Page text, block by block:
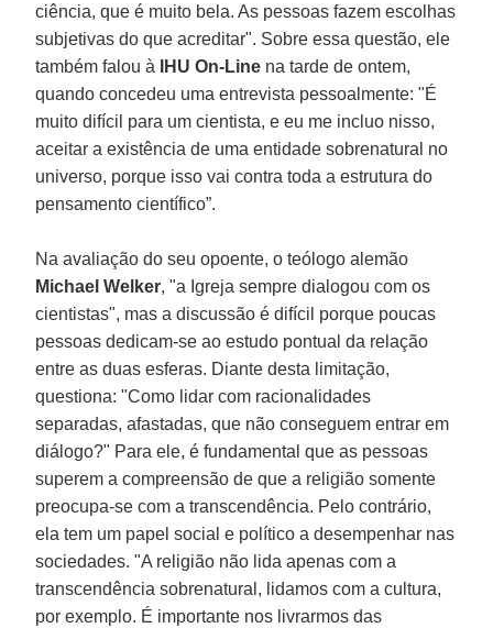
ciência, que é muito bela. As pessoas fazem escolhas
subjetivas do que acreditar". Sobre essa questão, ele
também falou à IHU On-Line na tarde de ontem,
quando concedeu uma entrevista pessoalmente: "É
muito difícil para um cientista, e eu me incluo nisso,
aceitar a existência de uma entidade sobrenatural no
universo, porque isso vai contra toda a estrutura do
pensamento científico”.
Na avaliação do seu opoente, o teólogo alemão
Michael Welker, "a Igreja sempre dialogou com os
cientistas", mas a discussão é difícil porque poucas
pessoas dedicam-se ao estudo pontual da relação
entre as duas esferas. Diante desta limitação,
questiona: "Como lidar com racionalidades
separadas, afastadas, que não conseguem entrar em
diálogo?" Para ele, é fundamental que as pessoas
superem a compreensão de que a religião somente
preocupa-se com a transcendência. Pelo contrário,
ela tem um papel social e político a desempenhar nas
sociedades. "A religião não lida apenas com a
transcendência sobrenatural, lidamos com a cultura,
por exemplo. É importante nos livrarmos das